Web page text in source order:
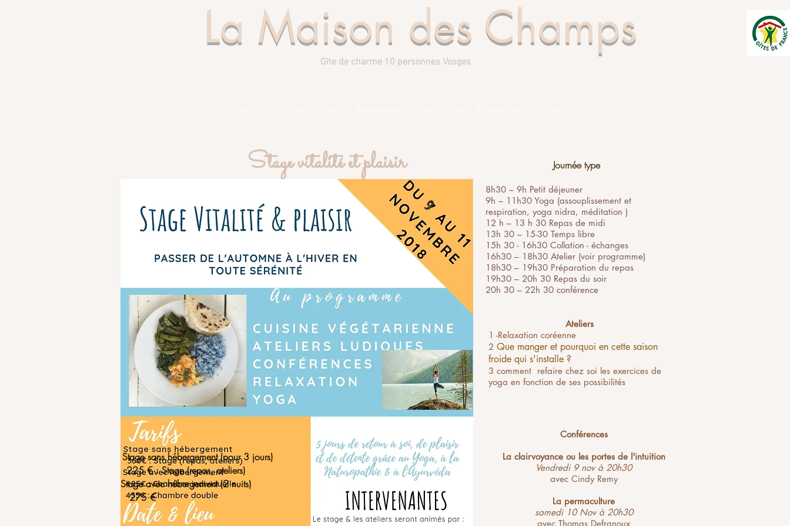
La Maison des Champs
Gîte de charme 10 personnes Vosges
Stage vitalité et plaisir
Avec le succès du premier stage qui a eu lieu en juin dernier, nous
avions envie de renouveler cette superbe expérience.
Cinq jours de retour à soi, de plaisir & de détente au Val d'Ajol.
Dans le but de faire une belle transition entre l'automne et l'hiver.
ayurvéda)
Relaxation, Yoga, cuisine végétarienne, les ateliers seront menés par
Marie Pierre Lagarde, professeur de Yoga, Claire Andre-
Petitdemange et Mathilde Bollinger Naturopathe.
Dates et lieu :
Du 7 au 11 novembre, début du stage le mercredi 7 à 9h, fin du
stage le dimanche 11 à 17H.
Lieu : le stage a lieu au Domaine des Champs, superbe gîte
vosgien, Françoise Houberdon nous accueillera.
www.domainedeschamps.fr
En EXCLUSIVITE le samedi soir, Conférence sur la PERMACULTURE
avec Thomas Defranoux de l'association O'Racines.
Frais de session ( stage + repas) : 360€/personne
435€ en chambre double par personne.
485 € en chambre simple.
Je suis un paragraphe. Cliquez ici pour
ajouter votre propre texte et me modifier.
C'est facile.
9
JStage sans hébergement (pour 3 jours)
225 € : Stage (repas, ateliers)
Stage avec hébergement (2 nuits)
275 €
Journée type
8h30 – 9h Petit déjeuner
9h – 11h30 Yoga (assouplissement et
respiration, yoga nidra, méditation )
12 h – 13 h 30 Repas de midi
13h 30 – 15-30 Temps libre
15h 30 - 16h30 Collation - échanges
16h30 – 18h30 Atelier (voir programme)
18h30 – 19h30 Préparation du repas
19h30 – 20h 30 Repas du soir
20h 30 – 22h 30 conférence
Ateliers
1 -Relaxation coréenne
2 Que manger et pourquoi en cette saison
froide qui s'installe ?
3 comment refaire chez soi les exercices de
yoga en fonction de ses possibilités
Conférences
La clairvoyance ou les portes de l'intuition
Vendredi 9 nov à 20h30
avec Cindy Remy
La permaculture
samedi 10 Nov à 20h30
avec Thomas Defranoux